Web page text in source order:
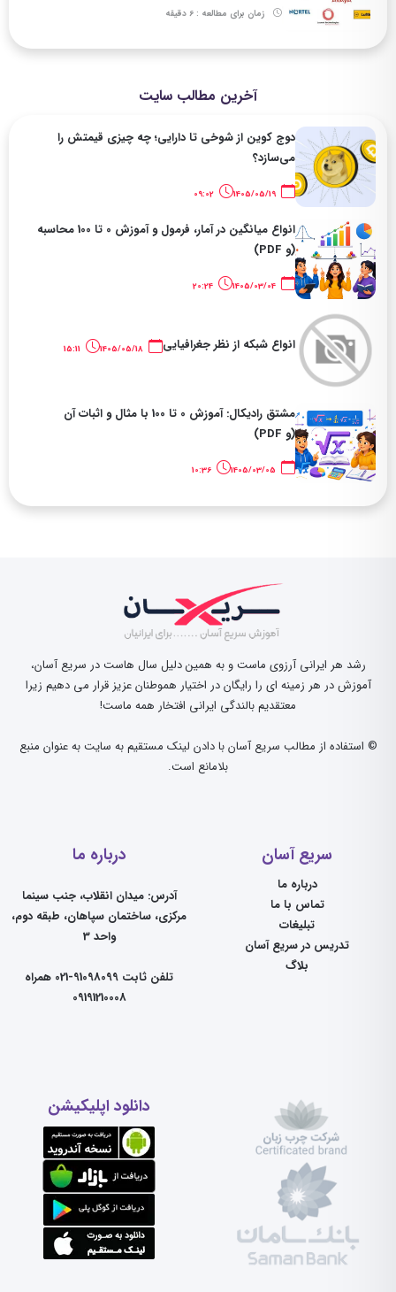
زمان برای مطالعه : 6 دقیقه
آخرین مطالب سایت
دوج کوین از شوخی تا دارایی؛ چه چیزی قیمتش را
می‌سازد؟
1405/05/19
09:02
انواع میانگین در آمار، فرمول و آموزش 0 تا 100 محاسبه
(و PDF)
20:24
انواع شبکه از نظر جغرافیایی
مشتق رادیکال: آموزش 0 تا 100 با مثال و اثبات آن
(و PDF)
10:36
رشد هر ایرانی آرزوی ماست و به همین دلیل سال هاست در سریع آسان،
آموزش در هر زمینه ای را رایگان در اختیار هموطنان عزیز قرار می دهیم زیرا
معتقدیم بالندگی ایرانی افتخار همه ماست!
© استفاده از مطالب سریع آسان با دادن لینک مستقیم به سایت به عنوان منبع
بلامانع است.
سریع آسان
درباره ما
تماس با ما
تبلیغات
تدریس در سریع آسان
بلاگ
درباره ما
آدرس: میدان انقلاب، جنب سینما
مرکزی، ساختمان سپاهان، طبقه دوم،
واحد 3
تلفن ثابت 91098099-021 همراه
09191210008
دانلود اپلیکیشن